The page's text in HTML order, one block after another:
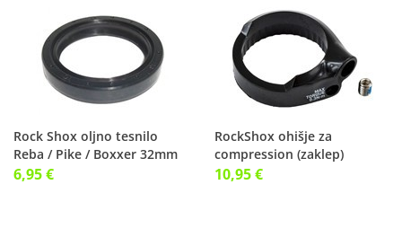
Rock Shox oljno tesnilo
Reba / Pike / Boxxer 32mm
6,95 €
RockShox ohišje za
compression (zaklep)
Judy/Recon/30/35)
10,95 €